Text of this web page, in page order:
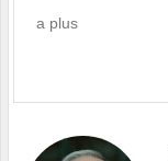
a plus